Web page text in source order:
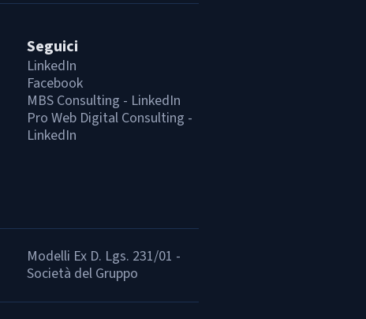
Seguici
LinkedIn
Facebook
MBS Consulting - LinkedIn
Pro Web Digital Consulting -
LinkedIn
Modelli Ex D. Lgs. 231/01 -
Società del Gruppo